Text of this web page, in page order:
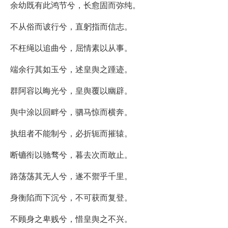
余幼既有此鸿节兮，长愈固而弥纯。
不从俗而诐行兮，直躬指而信志。
不枉绳以追曲兮，屈情素以从事。
端余行其如玉兮，述皇舆之踵迹。
群阿容以晦光兮，皇舆覆以幽辟。
舆中涂以回畔兮，驷马惊而横奔。
执组者不能制兮，必折轭而摧辕。
断镳衔以驰骛兮，暮去次而敢止。
路荡荡其无人兮，遂不禦乎千里。
身衡陷而下沉兮，不可获而复登。
不顾身之卑贱兮，惜皇舆之不兴。